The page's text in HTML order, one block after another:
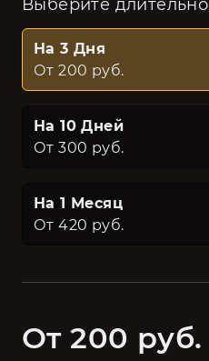
Выберите
На 3 Дня
От 200 руб.
На 10 Дней
От 300 руб.
На 1 Месяц
От 420 руб.
От 200 руб.